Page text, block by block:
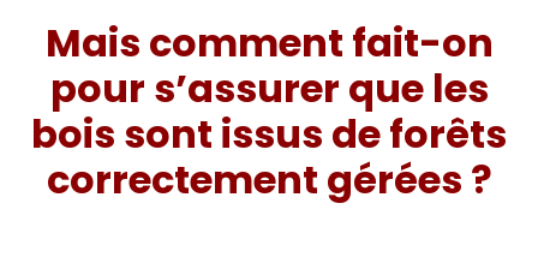
Mais comment fait-on
pour s’assurer que les
bois sont issus de forêts
correctement gérées ?